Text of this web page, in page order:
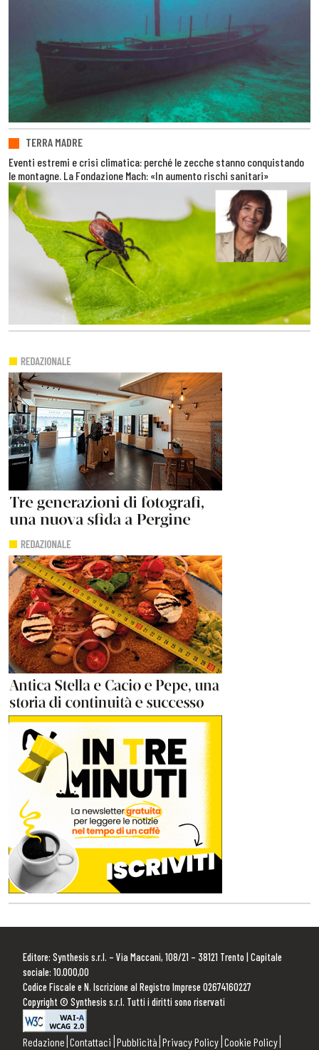
TERRA MADRE
Eventi estremi e crisi climatica: perché le zecche stanno conquistando
le montagne. La Fondazione Mach: «In aumento rischi sanitari»
Editore: Synthesis s.r.l. – Via Maccani, 108/21 – 38121 Trento | Capitale
sociale: 10.000,00
Codice Fiscale e N. Iscrizione al Registro Imprese 02674160227
Copyright © Synthesis s.r.l. Tutti i diritti sono riservati
Redazione Contattaci Pubblicità Privacy Policy Cookie Policy